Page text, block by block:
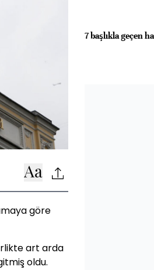
göre
art arda
oldu.
7 başlıkla geçen